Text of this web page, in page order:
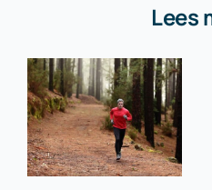
Lees